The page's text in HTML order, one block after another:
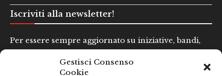
Gestisci Consenso
Cookie
Iscriviti alla newsletter!
Per essere sempre aggiornato su iniziative, bandi,